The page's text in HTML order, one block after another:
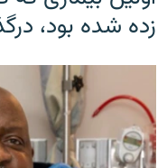
زده شده بود،